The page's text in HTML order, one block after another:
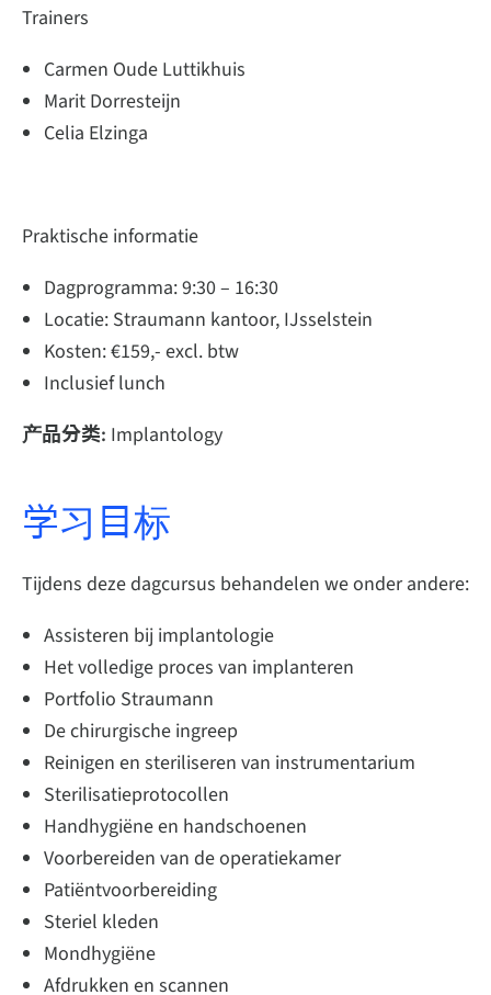
Trainers
Carmen Oude Luttikhuis
Marit Dorresteijn
Celia Elzinga
Praktische informatie
Dagprogramma: 9:30 – 16:30
Locatie: Straumann kantoor, IJsselstein
Kosten: €159,- excl. btw
Inclusief lunch
产品分类: Implantology
学习目标
Tijdens deze dagcursus behandelen we onder andere:
Assisteren bij implantologie
Het volledige proces van implanteren
Portfolio Straumann
De chirurgische ingreep
Reinigen en steriliseren van instrumentarium
Sterilisatieprotocollen
Handhygiëne en handschoenen
Voorbereiden van de operatiekamer
Patiëntvoorbereiding
Steriel kleden
Mondhygiëne
Afdrukken en scannen